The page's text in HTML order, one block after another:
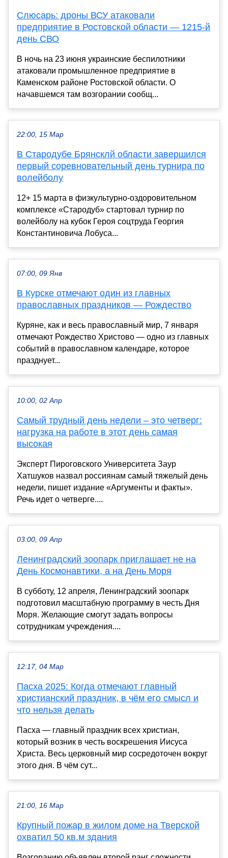
Слюсарь: дроны ВСУ атаковали
предприятие в Ростовской области — 1215-й
день СВО
В ночь на 23 июня украинские беспилотники
атаковали промышленное предприятие в
Каменском районе Ростовской области. О
начавшемся там возгорании сообщ...
22:00, 15 Мар
В Стародубе Брянсклй области завершился
первый соревновательный день турнира по
волейболу
12+ 15 марта в физкультурно-оздоровительном
комплексе «Стародуб» стартовал турнир по
волейболу на кубок Героя соцтруда Георгия
Константиновича Лобуса...
07:00, 09 Янв
В Курске отмечают один из главных
православных праздников — Рождество
Куряне, как и весь православный мир, 7 января
отмечают Рождество Христово — одно из главных
событий в православном календаре, которое
празднует...
10:00, 02 Апр
Самый трудный день недели – это четверг:
нагрузка на работе в этот день самая
высокая
Эксперт Пироговского Университета Заур
Хатшуков назвал россиянам самый тяжелый день
недели, пишет издание «Аргументы и факты».
Речь идет о четверге....
03:00, 09 Апр
Ленинградский зоопарк приглашает не на
День Космонавтики, а на День Моря
В субботу, 12 апреля, Ленинградский зоопарк
подготовил масштабную программу в честь Дня
Моря. Желающие смогут задать вопросы
сотрудникам учреждения....
12:17, 04 Мар
Пасха 2025: Когда отмечают главный
христианский праздник, в чём его смысл и
что нельзя делать
Пасха — главный праздник всех христиан,
который возник в честь воскрешения Иисуса
Христа. Весь церковный мир сосредоточен вокруг
этого дня. В чём сут...
21:00, 16 Мар
Крупный пожар в жилом доме на Тверской
охватил 50 кв.м здания